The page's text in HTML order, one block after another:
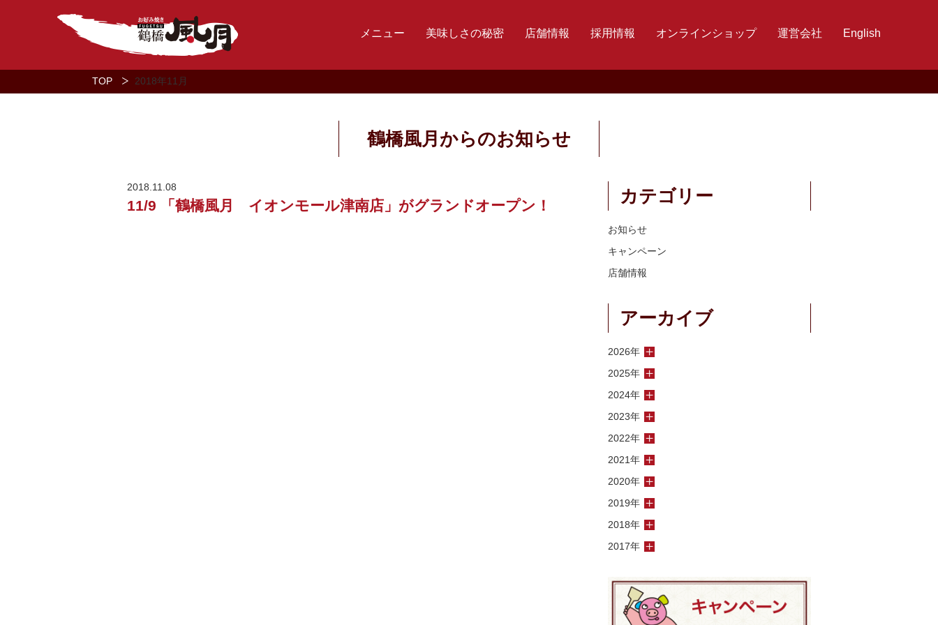
メニュー 美味しさの秘密 店舗情報 採用情報 オンラインショップ 運営会社 English
TOP 2018年11月
鶴橋風月からのお知らせ
2018.11.08
11/9 「鶴橋風月 イオンモール津南店」がグランドオープン！ カテゴリー
お知らせ
キャンペーン
店舗情報
アーカイブ
2026年
2025年
2024年
2023年
2022年
2021年
2020年
2019年
2018年
2017年